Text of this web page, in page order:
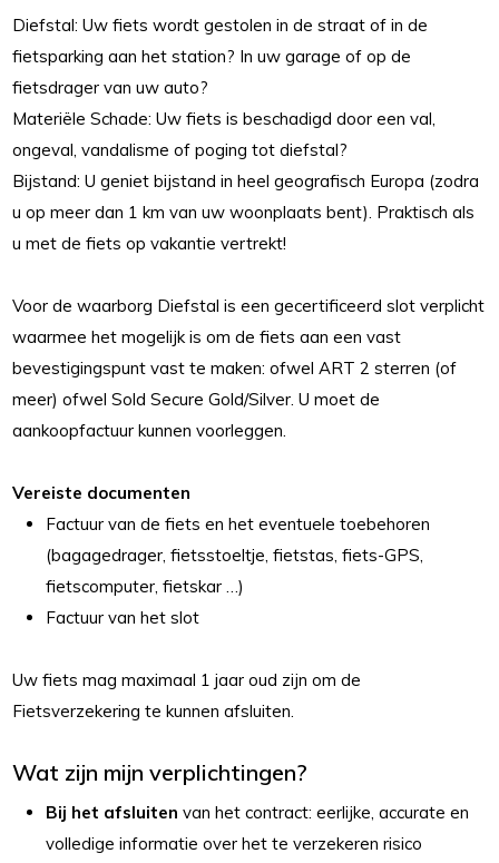
Diefstal: Uw fiets wordt gestolen in de straat of in de
fietsparking aan het station? In uw garage of op de
fietsdrager van uw auto?
Materiële Schade: Uw fiets is beschadigd door een val,
ongeval, vandalisme of poging tot diefstal?
Bijstand: U geniet bijstand in heel geografisch Europa (zodra
u op meer dan 1 km van uw woonplaats bent). Praktisch als
u met de fiets op vakantie vertrekt!
Voor de waarborg Diefstal is een gecertificeerd slot verplicht
waarmee het mogelijk is om de fiets aan een vast
bevestigingspunt vast te maken: ofwel ART 2 sterren (of
meer) ofwel Sold Secure Gold/Silver. U moet de
aankoopfactuur kunnen voorleggen.
Vereiste documenten
Factuur van de fiets en het eventuele toebehoren
(bagagedrager, fietsstoeltje, fietstas, fiets-GPS,
fietscomputer, fietskar …)
Factuur van het slot
Uw fiets mag maximaal 1 jaar oud zijn om de
Fietsverzekering te kunnen afsluiten.
Wat zijn mijn verplichtingen?
Bij het afsluiten van het contract: eerlijke, accurate en
volledige informatie over het te verzekeren risico